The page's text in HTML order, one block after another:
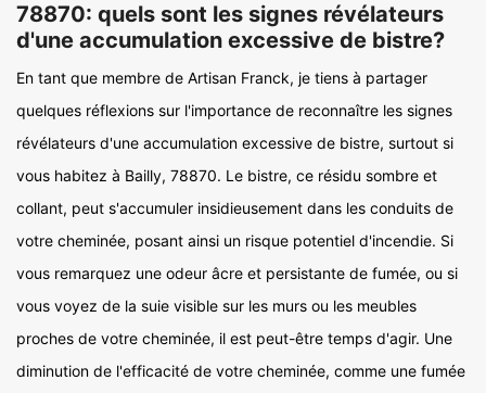
78870: quels sont les signes révélateurs
d'une accumulation excessive de bistre?
En tant que membre de Artisan Franck, je tiens à partager
quelques réflexions sur l'importance de reconnaître les signes
révélateurs d'une accumulation excessive de bistre, surtout si
vous habitez à Bailly, 78870. Le bistre, ce résidu sombre et
collant, peut s'accumuler insidieusement dans les conduits de
votre cheminée, posant ainsi un risque potentiel d'incendie. Si
vous remarquez une odeur âcre et persistante de fumée, ou si
vous voyez de la suie visible sur les murs ou les meubles
proches de votre cheminée, il est peut-être temps d'agir. Une
diminution de l'efficacité de votre cheminée, comme une fumée